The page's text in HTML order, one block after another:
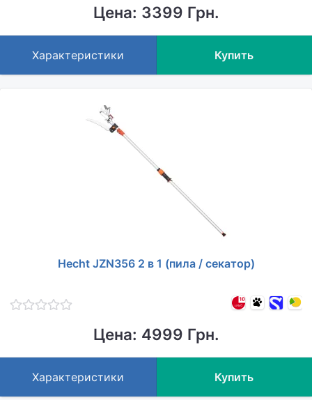
Цена: 3399 Грн.
Характеристики Купить
Hecht JZN356 2 в 1 (пила / секатор)
Цена: 4999 Грн.
Характеристики Купить